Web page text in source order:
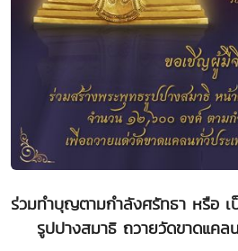
ร่วมทำบุญตามกำลังศรัทธา หรือ เ
รูปปางสมาธิ ถวายวัดขาดแคล